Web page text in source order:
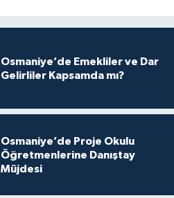
Osmaniye’de Emekliler ve Dar
Gelirliler Kapsamda mı?
Osmaniye’de Proje Okulu
Öğretmenlerine Danıştay
Müjdesi